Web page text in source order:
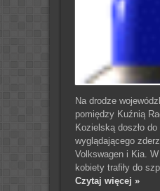
Na drodze
pomiędzy Kuźnią
Kozielską doszło do
wyglądającego
Volkswagen i Kia.
kobiety trafiły do
Czytaj więcej »